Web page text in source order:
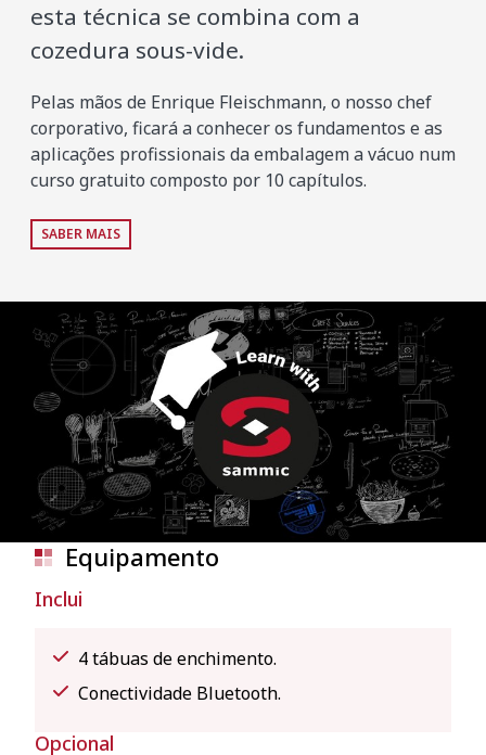
esta técnica se combina com a
cozedura sous-vide.
Pelas mãos de Enrique Fleischmann, o nosso chef
corporativo, ficará a conhecer os fundamentos e as
aplicações profissionais da embalagem a vácuo num
curso gratuito composto por 10 capítulos.
SABER MAIS
Equipamento
Inclui
4 tábuas de enchimento.
Conectividade Bluetooth.
Opcional